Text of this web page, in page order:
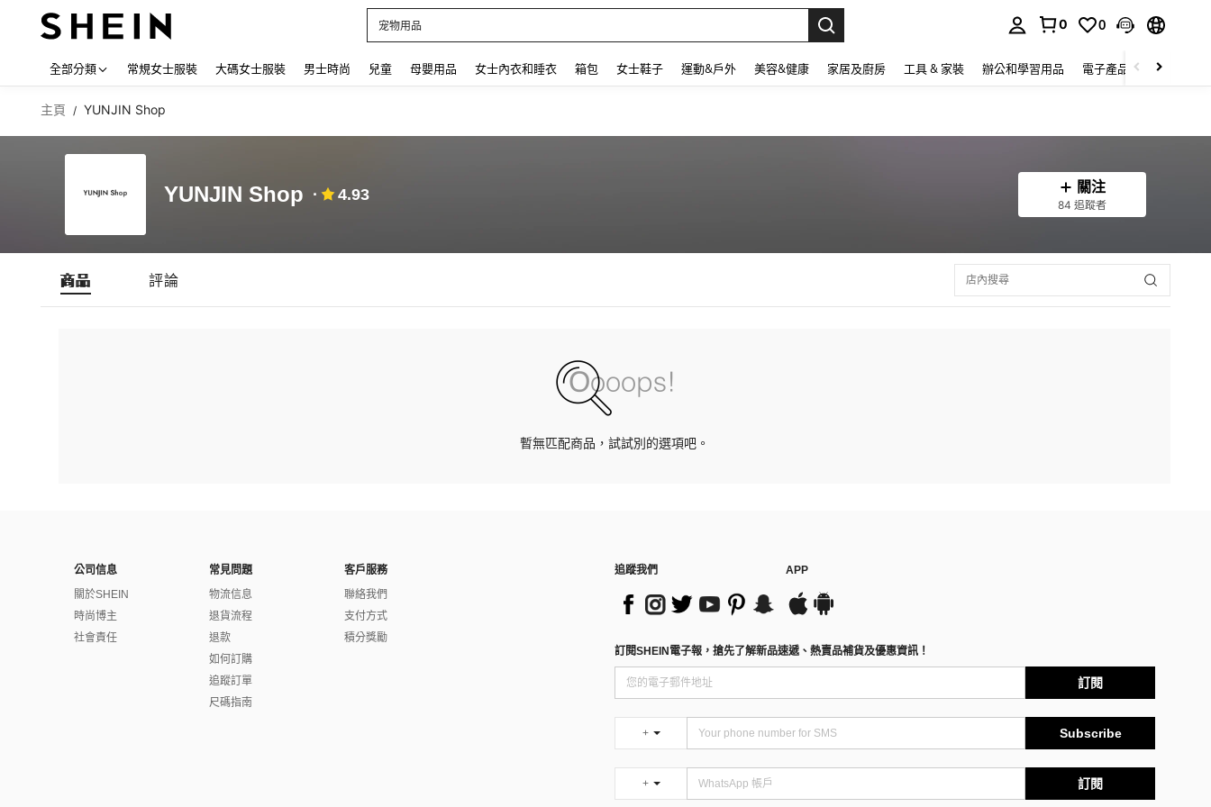
宠物用品
0 0
全部分類 常規女士服裝 大碼女士服裝 男士時尚 兒童 母嬰用品 女士內衣和睡衣 箱包 女士鞋子 運動&戶外 美容&健康 家居及廚房 工具 & 家裝 辦公和學習用品 電子產品 玩具
主頁 / YUNJIN Shop
YUNJIN Shop 4.93 關注
84 追蹤者
商品 評論
暫無匹配商品，試試別的選項吧。
公司信息
關於SHEIN
時尚博主
社會責任
常見問題
物流信息
退貨流程
退款
如何訂購
追蹤訂單
尺碼指南
客戶服務
聯絡我們
支付方式
積分獎勵
追蹤我們 APP
訂閱SHEIN電子報，搶先了解新品速遞、熱賣品補貨及優惠資訊！
訂閱
+ Subscribe
+ 訂閱